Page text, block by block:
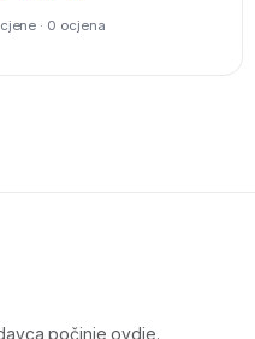
· 0 ocjena
počinje ovdje.